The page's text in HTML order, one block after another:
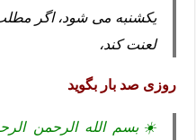
یکشنبه می شود، اگر
لعنت کند،
روزی صد بار بگوید
☀️بسم الله الرحمن